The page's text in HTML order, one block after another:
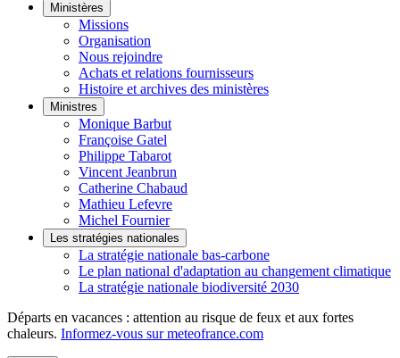
Ministères
Missions
Organisation
Nous rejoindre
Achats et relations fournisseurs
Histoire et archives des ministères
Ministres
Monique Barbut
Françoise Gatel
Philippe Tabarot
Vincent Jeanbrun
Catherine Chabaud
Mathieu Lefevre
Michel Fournier
Les stratégies nationales
La stratégie nationale bas-carbone
Le plan national d'adaptation au changement climatique
La stratégie nationale biodiversité 2030
Départs en vacances : attention au risque de feux et aux fortes
chaleurs. Informez-vous sur meteofrance.com